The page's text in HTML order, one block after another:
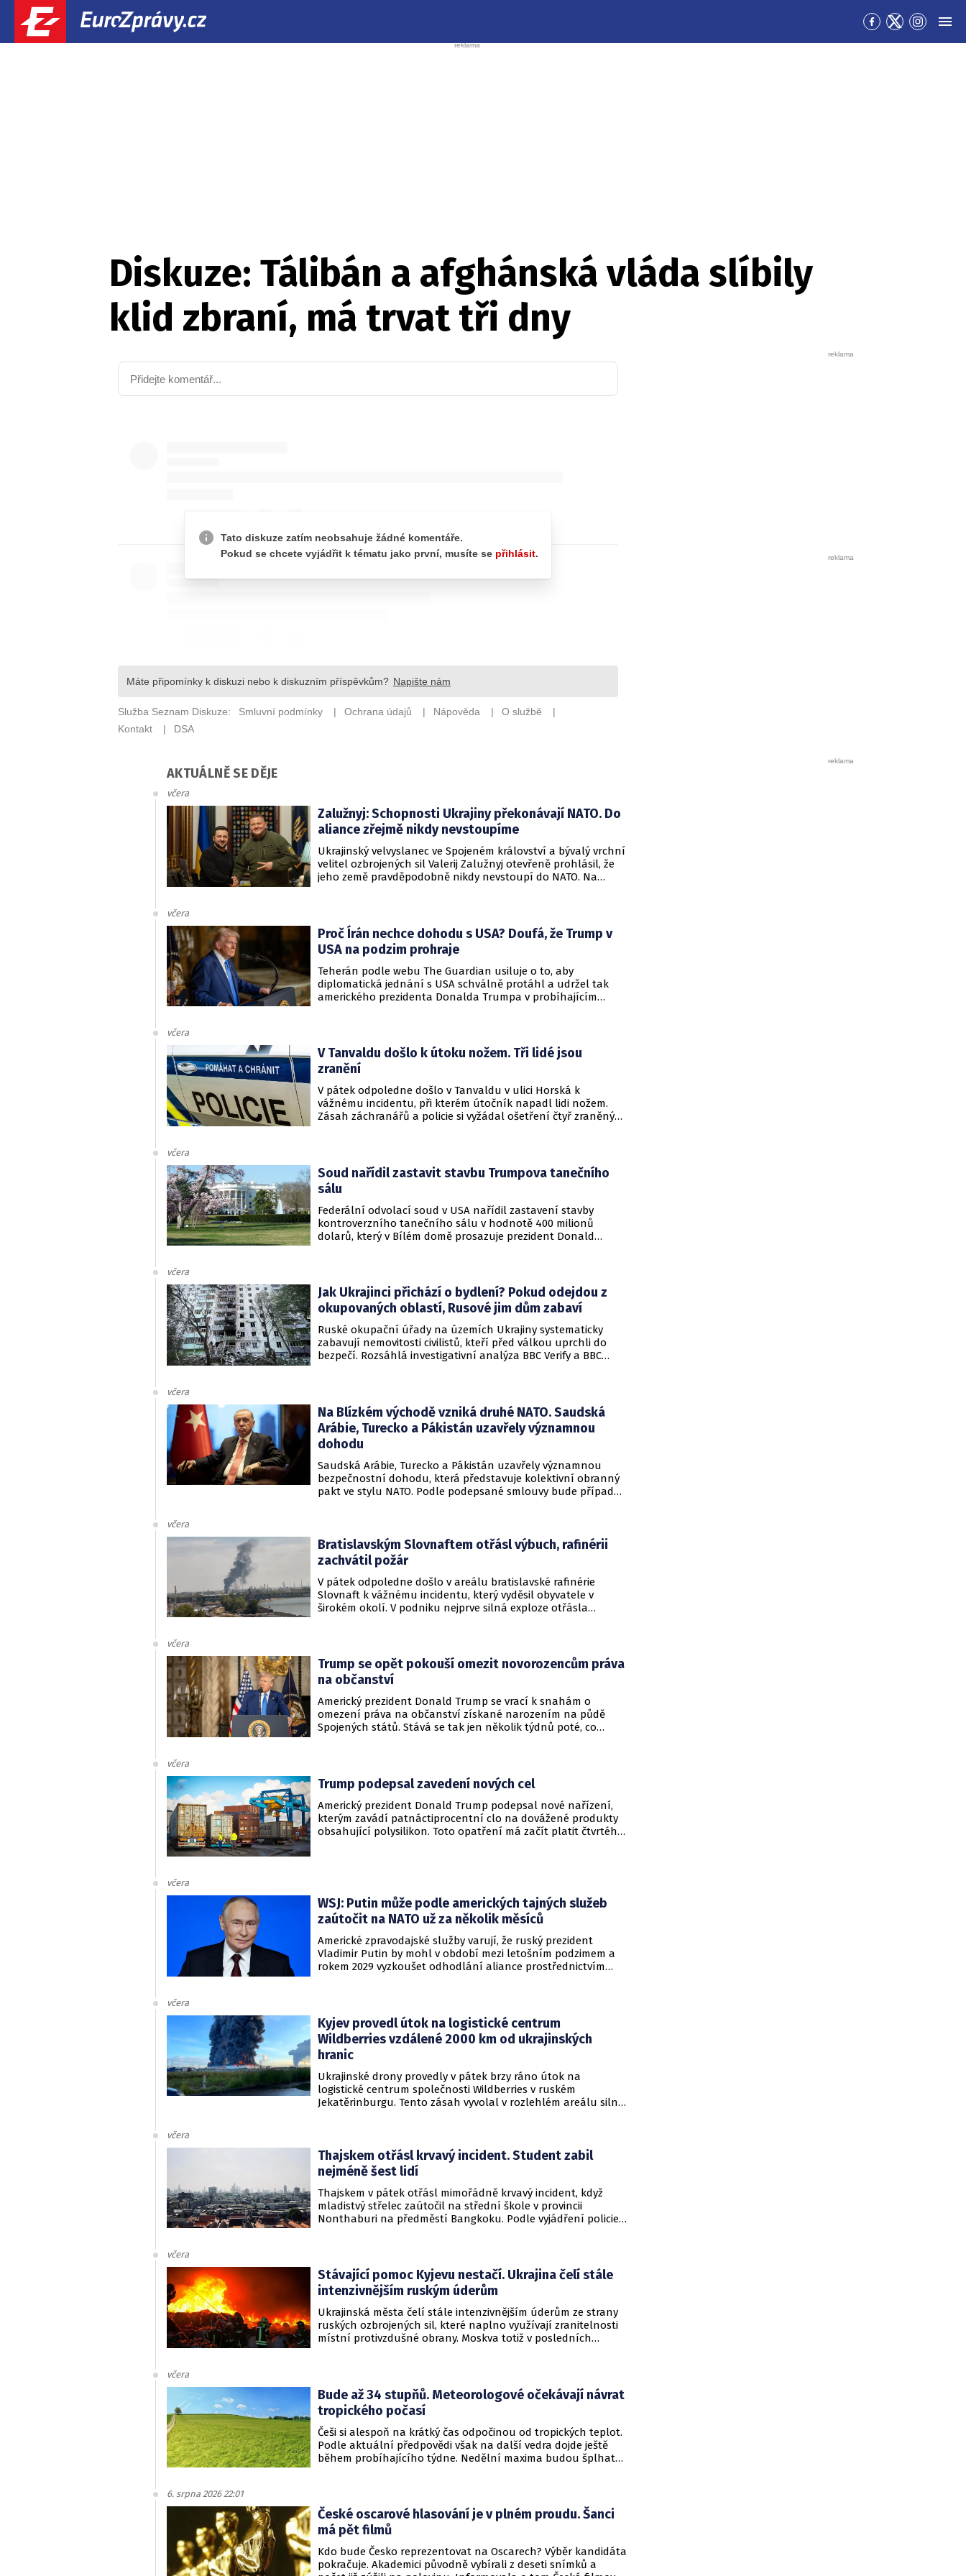
Přejít
na
Přejít
na
Přejít
na
Diskuze: Tálibán a afghánská vláda slíbily
klid zbraní, má trvat tři dny
AKTUÁLNĚ SE DĚJE
včera
Zalužnyj: Schopnosti Ukrajiny překonávají NATO. Do
aliance zřejmě nikdy nevstoupíme
Ukrajinský velvyslanec ve Spojeném království a bývalý vrchní
velitel ozbrojených sil Valerij Zalužnyj otevřeně prohlásil, že
jeho země pravděpodobně nikdy nevstoupí do NATO. Na
nedosažitelné.
včera
Proč Írán nechce dohodu s USA? Doufá, že Trump v
USA na podzim prohraje
Teherán podle webu The Guardian usiluje o to, aby
diplomatická jednání s USA schválně protáhl a udržel tak
amerického prezidenta Donalda Trumpa v probíhajícím
rukojmími za prezidenta Jimmyho Cartera.
včera
V Tanvaldu došlo k útoku nožem. Tři lidé jsou
zranění
V pátek odpoledne došlo v Tanvaldu v ulici Horská k
vážnému incidentu, při kterém útočník napadl lidi nožem.
Zásah záchranářů a policie si vyžádal ošetření čtyř zraněných
včera
Soud nařídil zastavit stavbu Trumpova tanečního
sálu
Federální odvolací soud v USA nařídil zastavení stavby
kontroverzního tanečního sálu v hodnotě 400 milionů
dolarů, který v Bílém domě prosazuje prezident Donald
včera
Jak Ukrajinci přichází o bydlení? Pokud odejdou z
okupovaných oblastí, Rusové jim dům zabaví
Ruské okupační úřady na územích Ukrajiny systematicky
zabavují nemovitosti civilistů, kteří před válkou uprchli do
bezpečí. Rozsáhlá investigativní analýza BBC Verify a BBC
včera
Na Blízkém východě vzniká druhé NATO. Saudská
Arábie, Turecko a Pákistán uzavřely významnou
dohodu
Saudská Arábie, Turecko a Pákistán uzavřely významnou
bezpečnostní dohodu, která představuje kolektivní obranný
pakt ve stylu NATO. Podle podepsané smlouvy bude případný
včera
Bratislavským Slovnaftem otřásl výbuch, rafinérii
zachvátil požár
V pátek odpoledne došlo v areálu bratislavské rafinérie
Slovnaft k vážnému incidentu, který vyděsil obyvatele v
širokém okolí. V podniku nejprve silná exploze otřásla
včera
Trump se opět pokouší omezit novorozencům práva
na občanství
Americký prezident Donald Trump se vrací k snahám o
omezení práva na občanství získané narozením na půdě
Spojených států. Stává se tak jen několik týdnů poté, co
včera
Trump podepsal zavedení nových cel
Americký prezident Donald Trump podepsal nové nařízení,
kterým zavádí patnáctiprocentní clo na dovážené produkty
obsahující polysilikon. Toto opatření má začít platit čtvrtého
včera
WSJ: Putin může podle amerických tajných služeb
zaútočit na NATO už za několik měsíců
Americké zpravodajské služby varují, že ruský prezident
Vladimir Putin by mohl v období mezi letošním podzimem a
rokem 2029 vyzkoušet odhodlání aliance prostřednictvím
přicházejí v době, kdy Moskva čelí rostoucímu tlaku kvůli
situaci na ukrajinské frontě. Masivní škody, které ukrajinské
drony způsobují ruskému zázemí, totiž Kreml zahnaly do
kouta.
včera
Kyjev provedl útok na logistické centrum
Wildberries vzdálené 2000 km od ukrajinských
hranic
Ukrajinské drony provedly v pátek brzy ráno útok na
logistické centrum společnosti Wildberries v ruském
Jekatěrinburgu. Tento zásah vyvolal v rozlehlém areálu silný
RWB, který řídí veškeré logistické operace.
včera
Thajskem otřásl krvavý incident. Student zabil
nejméně šest lidí
Thajskem v pátek otřásl mimořádně krvavý incident, když
mladistvý střelec zaútočil na střední škole v provincii
Nonthaburi na předměstí Bangkoku. Podle vyjádření policie
včera
Stávající pomoc Kyjevu nestačí. Ukrajina čelí stále
intenzivnějším ruským úderům
Ukrajinská města čelí stále intenzivnějším úderům ze strany
ruských ozbrojených sil, které naplno využívají zranitelnosti
místní protivzdušné obrany. Moskva totiž v posledních
obyvatelstvu dává jen pramalou šanci se včas ukrýt.
včera
Bude až 34 stupňů. Meteorologové očekávají návrat
tropického počasí
Češi si alespoň na krátký čas odpočinou od tropických teplot.
Podle aktuální předpovědi však na další vedra dojde ještě
během probíhajícího týdne. Nedělní maxima budou šplhat
6. srpna 2026 22:01
České oscarové hlasování je v plném proudu. Šanci
má pět filmů
Kdo bude Česko reprezentovat na Oscarech? Výběr kandidáta
pokračuje. Akademici původně vybírali z deseti snímků a